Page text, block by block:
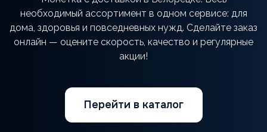
необходимый ассортимент в одном сервисе: для
дома, здоровья и повседневных нужд. Сделайте заказ
онлайн — оцените скорость, качество и регулярные
акции!
Перейти в каталог